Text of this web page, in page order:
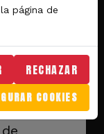
en
en
o de
que aún
un PACK
página de
RECHAZAR
COOKIES